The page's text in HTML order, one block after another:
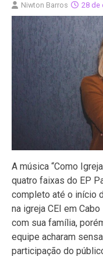
Niwton Barros 28 de
A música “Como
quatro faixas do EP
completo até o início
na igreja CEI em
com sua família,
equipe acharam
participação do